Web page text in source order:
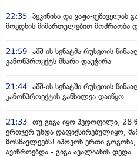
22:35 პეკინისა და ვაჟა-ფშაველას
მოედნის მიმართულებით მოძრაობა
21:59 აშშ-ის სენატმა რუსეთის
კანონპროექტს მხარი დაუჭირა
21:44 აშშ-ის სენატში რუსეთის
კანონპროექტის განხილვა დაიწყო
21:33 თუ გიგა იყო პედოფილი, 28
ერთჯერ უნდა დაფიქსირებულიყო,
მოსწავლეებს! იპოვონ ერთი გოგონა,
ავიწროებდა - გიგა ავალიანის დედა